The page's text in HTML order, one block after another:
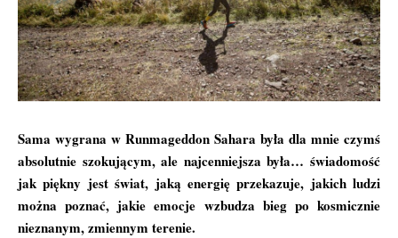
Sama wygrana w Runmageddon Sahara była dla mnie czymś
absolutnie szokującym, ale najcenniejsza była… świadomość
jak piękny jest świat, jaką energię przekazuje, jakich ludzi
można poznać, jakie emocje wzbudza bieg po kosmicznie
nieznanym, zmiennym terenie.